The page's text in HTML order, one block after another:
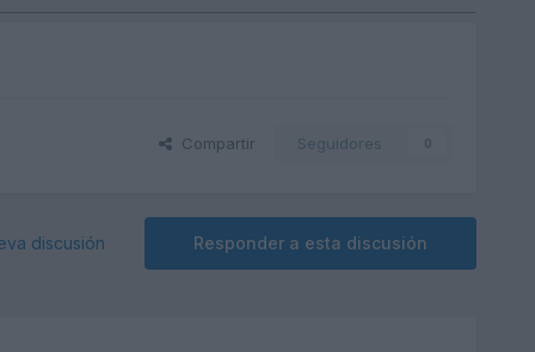
Compartir Seguidores 0
Responder a esta discusión
discusión